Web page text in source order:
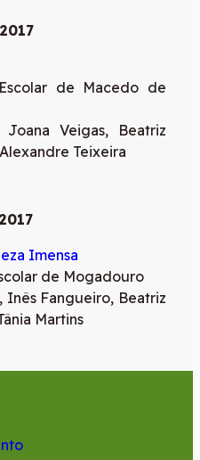
de Macedo de
Joana Veigas, Beatriz
Teixeira
Imensa
de Mogadouro
Inês Fangueiro, Beatriz
Martins